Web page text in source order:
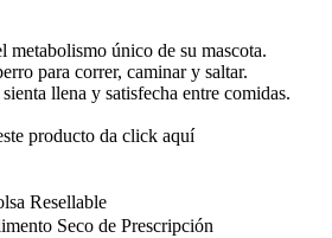
metabolismo único de su mascota.
para correr, caminar y saltar.
llena y satisfecha entre comidas.
producto da click aquí
Resellable
Seco de Prescripción